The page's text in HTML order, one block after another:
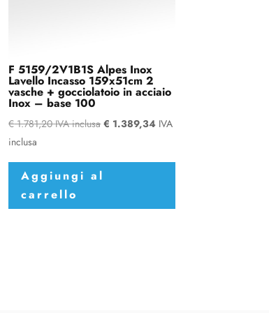
F 5159/2V1B1S Alpes Inox
Lavello Incasso 159x51cm 2
vasche + gocciolatoio in acciaio
Inox – base 100
€1.781,20 IVA inclusa € 1.389,34 IVA
inclusa
Aggiungi al
carrello